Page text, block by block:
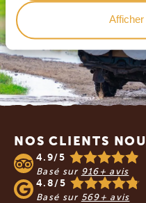
Afficher
Footer
NOS CLIENTS
4.9/5
Basé sur 916+ avis
4.8/5
Basé sur 569+ avis